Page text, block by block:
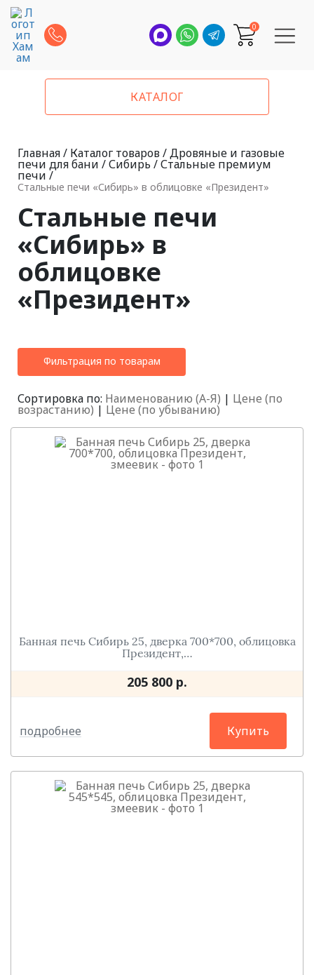
0
КАТАЛОГ
Главная/ Каталог товаров/Дровяные и газовые
печи для бани /Сибирь /Стальные премиум
печи /
Стальные печи «Сибирь» в облицовке «Президент»
Стальные печи
«Сибирь» в
облицовке
«Президент»
Фильтрация по товарам
Сортировка по: Наименованию (А-Я) | Цене (по
возрастанию) | Цене (по убыванию)
Банная печь Сибирь 25, дверка 700*700, облицовка
Президент,…
205 800 р.
подробнее Купить